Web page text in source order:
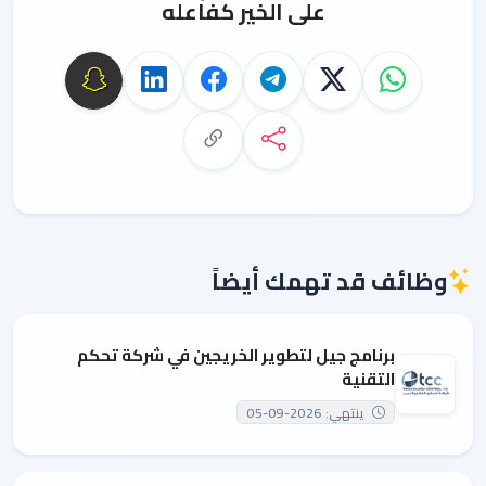
على الخير كفاعله
وظائف قد تهمك أيضاً
برنامج جيل لتطوير الخريجين في شركة تحكم
التقنية
ينتهي: 2026-09-05